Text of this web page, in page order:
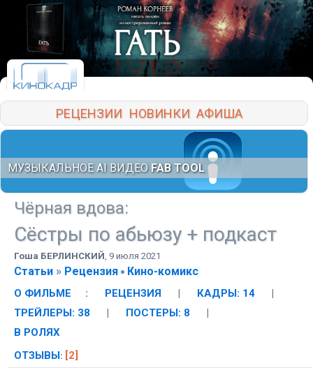
РЕЦЕНЗИИ НОВИНКИ АФИША
МУЗЫКАЛЬНОЕ AI ВИДЕО FAB TOOL
Чёрная вдова:
Сёстры по абьюзу + подкаст
Гоша БЕРЛИНСКИЙ, 9 июля 2021
Статьи » Рецензия Кино-комикс
О ФИЛЬМЕ : РЕЦЕНЗИЯ | КАДРЫ: 14
|
ТРЕЙЛЕРЫ: 38
| ПОСТЕРЫ: 8
|
В РОЛЯХ
ОТЗЫВЫ: [2]